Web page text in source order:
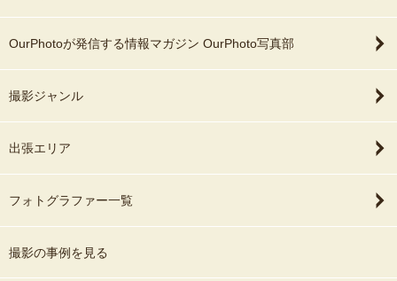
OurPhotoが発信する情報マガジン OurPhoto写真部
撮影ジャンル
出張エリア
フォトグラファー一覧
撮影の事例を見る